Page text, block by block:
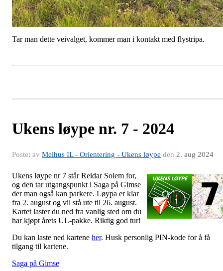
Tar man dette veivalget, kommer man i kontakt med flystripa.
Ukens løype nr. 7 - 2024
Postet av Melhus IL - Orientering - Ukens løype den 2. aug 2024
Ukens løype nr 7 står Reidar Solem for,
og den tar utgangspunkt i Saga på Gimse
der man også kan parkere. Løypa er klar
fra 2. august og vil stå ute til 26. august.
Kartet laster du ned fra vanlig sted om du
har kjøpt årets UL-pakke. Riktig god tur!
Du kan laste ned kartene her. Husk personlig PIN-kode for å få
tilgang til kartene.
Saga på Gimse